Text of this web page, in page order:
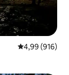
Classificação
4,99 (916)